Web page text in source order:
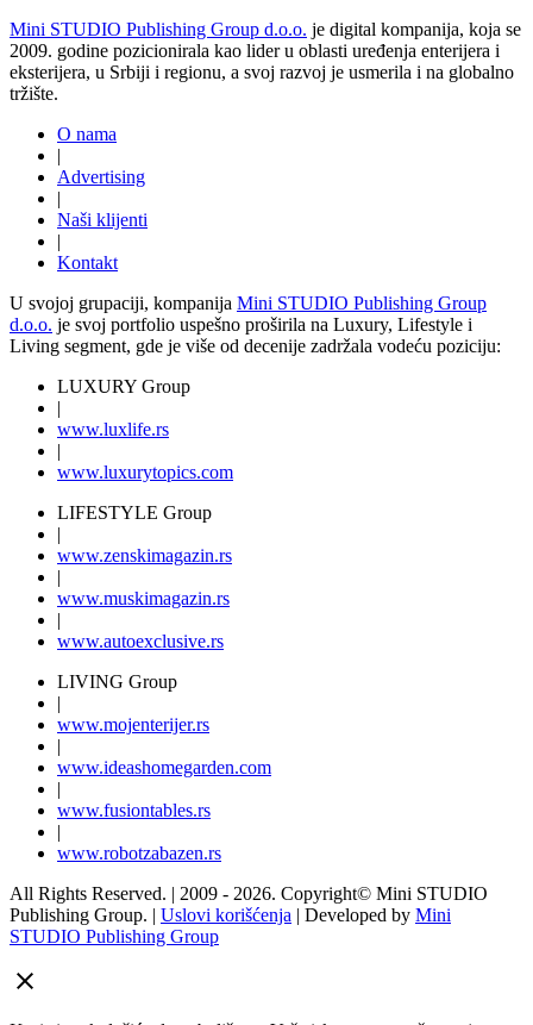
Mini STUDIO Publishing Group d.o.o. je digital kompanija, koja se
2009. godine pozicionirala kao lider u oblasti uređenja enterijera i
eksterijera, u Srbiji i regionu, a svoj razvoj je usmerila i na globalno
tržište.
O nama
|
Advertising
|
Naši klijenti
|
Kontakt
U svojoj grupaciji, kompanija Mini STUDIO Publishing Group
d.o.o. je svoj portfolio uspešno proširila na Luxury, Lifestyle i
Living segment, gde je više od decenije zadržala vodeću poziciju:
LUXURY Group
|
www.luxlife.rs
|
www.luxurytopics.com
LIFESTYLE Group
|
www.zenskimagazin.rs
|
www.muskimagazin.rs
|
www.autoexclusive.rs
LIVING Group
|
www.mojenterijer.rs
|
www.ideashomegarden.com
|
www.fusiontables.rs
|
www.robotzabazen.rs
All Rights Reserved. | 2009 - 2026. Copyright© Mini STUDIO
Publishing Group. | Uslovi korišćenja | Developed by Mini
STUDIO Publishing Group